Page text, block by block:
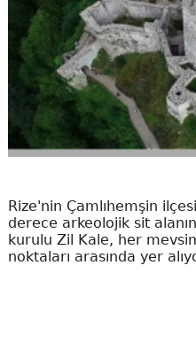
Rize'nin Çamlıhemşin
derece arkeolojik sit
kurulu Zil Kale, her
noktaları arasında yer